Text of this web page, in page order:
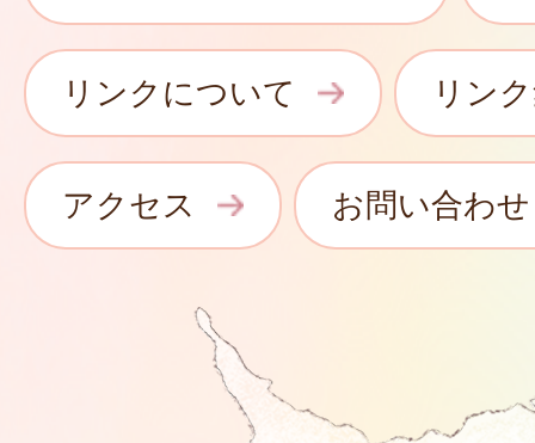
リンクについて リン
アクセス お問い合わせ